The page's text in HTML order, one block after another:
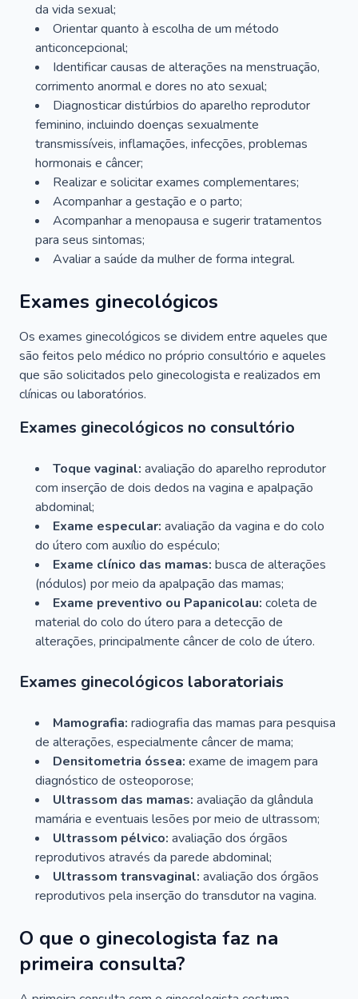
da vida sexual;
Orientar quanto à escolha de um método
anticoncepcional;
Identificar causas de alterações na menstruação,
corrimento anormal e dores no ato sexual;
Diagnosticar distúrbios do aparelho reprodutor
feminino, incluindo doenças sexualmente
transmissíveis, inflamações, infecções, problemas
hormonais e câncer;
Realizar e solicitar exames complementares;
Acompanhar a gestação e o parto;
Acompanhar a menopausa e sugerir tratamentos
para seus sintomas;
Avaliar a saúde da mulher de forma integral.
Exames ginecológicos
Os exames ginecológicos se dividem entre aqueles que
são feitos pelo médico no próprio consultório e aqueles
que são solicitados pelo ginecologista e realizados em
clínicas ou laboratórios.
Exames ginecológicos no consultório
Toque vaginal: avaliação do aparelho reprodutor
com inserção de dois dedos na vagina e apalpação
abdominal;
Exame especular: avaliação da vagina e do colo
do útero com auxílio do espéculo;
Exame clínico das mamas: busca de alterações
(nódulos) por meio da apalpação das mamas;
Exame preventivo ou Papanicolau: coleta de
material do colo do útero para a detecção de
alterações, principalmente câncer de colo de útero.
Exames ginecológicos laboratoriais
Mamografia: radiografia das mamas para pesquisa
de alterações, especialmente câncer de mama;
Densitometria óssea: exame de imagem para
diagnóstico de osteoporose;
Ultrassom das mamas: avaliação da glândula
mamária e eventuais lesões por meio de ultrassom;
Ultrassom pélvico: avaliação dos órgãos
reprodutivos através da parede abdominal;
Ultrassom transvaginal: avaliação dos órgãos
reprodutivos pela inserção do transdutor na vagina.
O que o ginecologista faz na
primeira consulta?